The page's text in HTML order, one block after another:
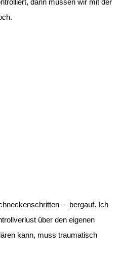
dann müssen wir mit der
– bergauf. Ich
über den eigenen
kann, muss traumatisch